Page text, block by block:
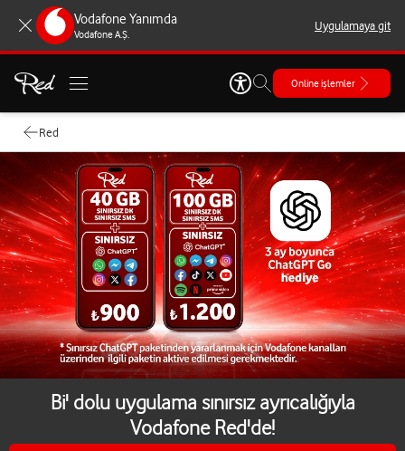
Vodafone Yanımda
Vodafone A.Ş.
Uygulamaya git
Online işlemler
Red
Bi' dolu uygulama sınırsız ayrıcalığıyla
Vodafone Red'de!